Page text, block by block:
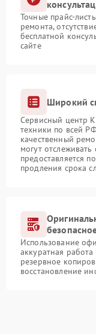
Точные прайс-
ремонта,
бесплатной
сайте
Широкий
Сервисный центр
техники по всей
качественный
могут
предоставляется
продления срока
Использование
аккуратная
резервное
восстановление